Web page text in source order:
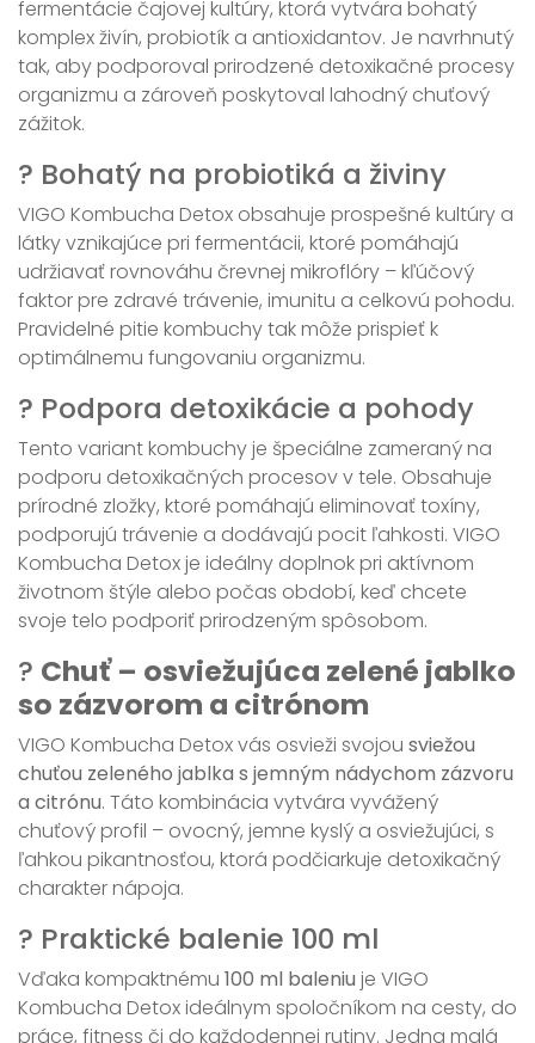
fermentácie čajovej kultúry, ktorá vytvára bohatý
komplex živín, probiotík a antioxidantov. Je navrhnutý
tak, aby podporoval prirodzené detoxikačné procesy
organizmu a zároveň poskytoval lahodný chuťový
zážitok.
? Bohatý na probiotiká a živiny
VIGO Kombucha Detox obsahuje prospešné kultúry a
látky vznikajúce pri fermentácii, ktoré pomáhajú
udržiavať rovnováhu črevnej mikroflóry – kľúčový
faktor pre zdravé trávenie, imunitu a celkovú pohodu.
Pravidelné pitie kombuchy tak môže prispieť k
optimálnemu fungovaniu organizmu.
? Podpora detoxikácie a pohody
Tento variant kombuchy je špeciálne zameraný na
podporu detoxikačných procesov v tele. Obsahuje
prírodné zložky, ktoré pomáhajú eliminovať toxíny,
podporujú trávenie a dodávajú pocit ľahkosti. VIGO
Kombucha Detox je ideálny doplnok pri aktívnom
životnom štýle alebo počas období, keď chcete
svoje telo podporiť prirodzeným spôsobom.
? Chuť – osviežujúca zelené jablko
so zázvorom a citrónom
VIGO Kombucha Detox vás osvieži svojou sviežou
chuťou zeleného jablka s jemným nádychom zázvoru
a citrónu. Táto kombinácia vytvára vyvážený
chuťový profil – ovocný, jemne kyslý a osviežujúci, s
ľahkou pikantnosťou, ktorá podčiarkuje detoxikačný
charakter nápoja.
? Praktické balenie 100 ml
Vďaka kompaktnému 100 ml baleniu je VIGO
Kombucha Detox ideálnym spoločníkom na cesty, do
práce, fitness či do každodennej rutiny. Jedna malá